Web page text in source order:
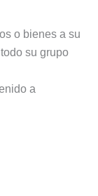
o bienes a su
su grupo
a